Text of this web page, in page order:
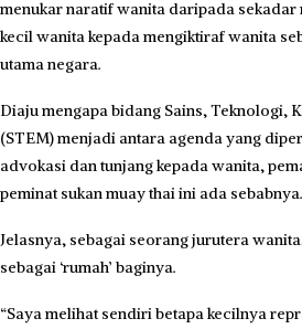
menukar naratif wanita daripada sekadar
kecil wanita kepada mengiktiraf wanita
utama negara.
Diaju mengapa bidang Sains, Teknologi,
(STEM) menjadi antara agenda yang
advokasi dan tunjang kepada wanita,
peminat sukan muay thai ini ada sebabnya.
Jelasnya, sebagai seorang jurutera
sebagai ‘rumah’ baginya.
“Saya melihat sendiri betapa kecilnya